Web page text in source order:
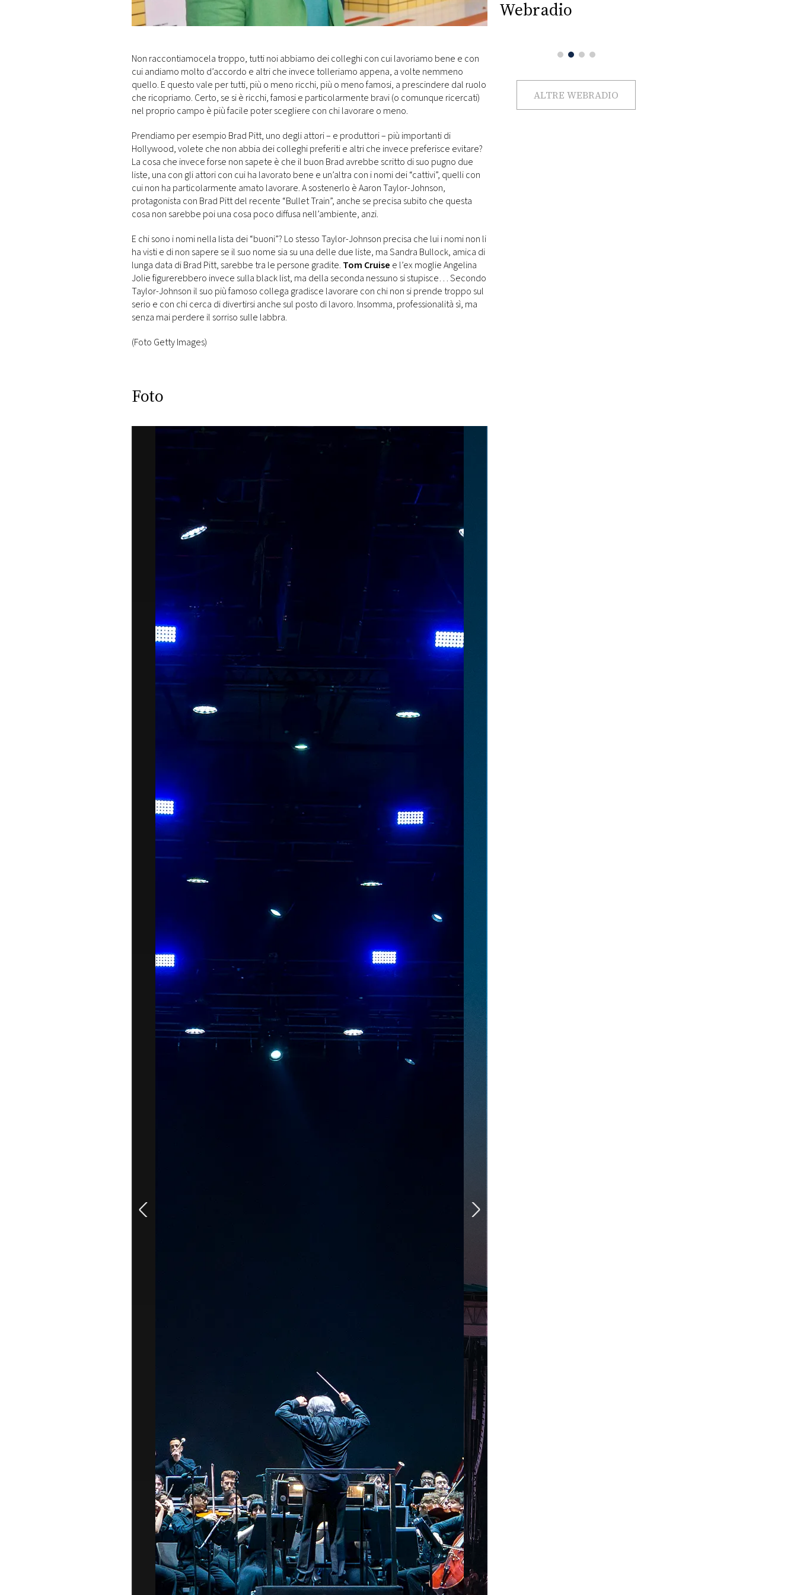
DI
MONACO
RMC
CONSIGLIA
Non raccontiamocela troppo, tutti noi abbiamo dei colleghi con cui lavoriamo bene e con
cui andiamo molto d’accordo e altri che invece tolleriamo appena, a volte nemmeno
quello. E questo vale per tutti, più o meno ricchi, più o meno famosi, a prescindere dal ruolo
che ricopriamo. Certo, se si è ricchi, famosi e particolarmente bravi (o comunque ricercati)
nel proprio campo è più facile poter scegliere con chi lavorare o meno.
Prendiamo per esempio Brad Pitt, uno degli attori – e produttori – più importanti di
Hollywood, volete che non abbia dei colleghi preferiti e altri che invece preferisce evitare?
La cosa che invece forse non sapete è che il buon Brad avrebbe scritto di suo pugno due
liste, una con gli attori con cui ha lavorato bene e un’altra con i nomi dei “cattivi”, quelli con
cui non ha particolarmente amato lavorare. A sostenerlo è Aaron Taylor-Johnson,
protagonista con Brad Pitt del recente “Bullet Train”, anche se precisa subito che questa
cosa non sarebbe poi una cosa poco diffusa nell’ambiente, anzi.
E chi sono i nomi nella lista dei “buoni”? Lo stesso Taylor-Johnson precisa che lui i nomi non li
ha visti e di non sapere se il suo nome sia su una delle due liste, ma Sandra Bullock, amica di
lunga data di Brad Pitt, sarebbe tra le persone gradite. Tom Cruise e l’ex moglie Angelina
Jolie figurerebbero invece sulla black list, ma della seconda nessuno si stupisce… Secondo
Taylor-Johnson il suo più famoso collega gradisce lavorare con chi non si prende troppo sul
serio e con chi cerca di divertirsi anche sul posto di lavoro. Insomma, professionalità sì, ma
senza mai perdere il sorriso sulle labbra.
(Foto Getty Images)
Foto
Webradio
ALTRE WEBRADIO